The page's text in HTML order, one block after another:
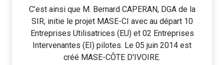
C’est ainsi que M. Bernard CAPERAN, DGA de la
SIR, initie le projet MASE-CI avec au départ 10
Entreprises Utilisatrices (EU) et 02 Entreprises
Intervenantes (EI) pilotes. Le 05 juin 2014 est
créé MASE-CÔTE D'IVOIRE.